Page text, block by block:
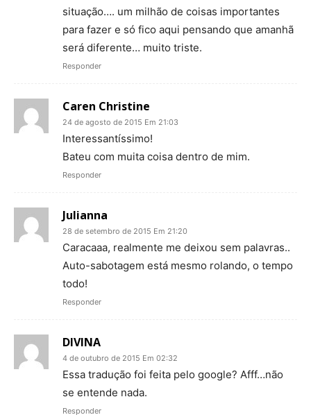
situação…. um milhão de coisas importantes
para fazer e só fico aqui pensando que amanhã
será diferente… muito triste.
Responder
Caren Christine
24 de agosto de 2015 Em 21:03
Interessantíssimo!
Bateu com muita coisa dentro de mim.
Responder
Julianna
28 de setembro de 2015 Em 21:20
Caracaaa, realmente me deixou sem palavras..
Auto-sabotagem está mesmo rolando, o tempo
todo!
Responder
DIVINA
4 de outubro de 2015 Em 02:32
Essa tradução foi feita pelo google? Afff…não
se entende nada.
Responder